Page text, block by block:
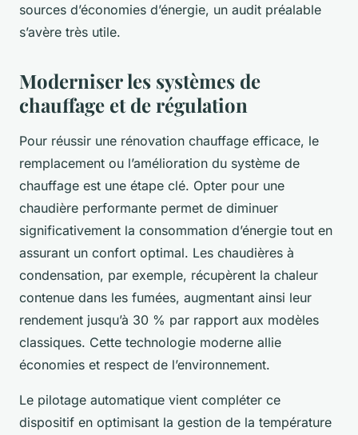
sources d’économies d’énergie, un audit préalable
s’avère très utile.
Moderniser les systèmes de
chauffage et de régulation
Pour réussir une rénovation chauffage efficace, le
remplacement ou l’amélioration du système de
chauffage est une étape clé. Opter pour une
chaudière performante permet de diminuer
significativement la consommation d’énergie tout en
assurant un confort optimal. Les chaudières à
condensation, par exemple, récupèrent la chaleur
contenue dans les fumées, augmentant ainsi leur
rendement jusqu’à 30 % par rapport aux modèles
classiques. Cette technologie moderne allie
économies et respect de l’environnement.
Le pilotage automatique vient compléter ce
dispositif en optimisant la gestion de la température